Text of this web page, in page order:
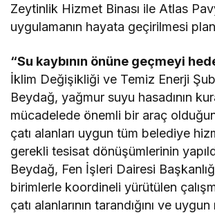
Zeytinlik Hizmet Binası ile Atlas
uygulamanın hayata geçirilmesi
“Su kaybının önüne geçmeyi
İklim Değişikliği ve Temiz Enerji
Beydağ, yağmur suyu hasadının
mücadelede önemli bir araç
çatı alanları uygun tüm belediye
gerekli tesisat dönüşümlerinin
Beydağ, Fen İşleri Dairesi
birimlerle koordineli yürütülen
çatı alanlarının tarandığını ve